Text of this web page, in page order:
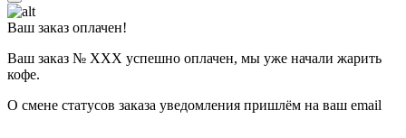
Ваш заказ оплачен!
Ваш заказ № ХХХ успешно оплачен, мы уже начали жарить
кофе.
О смене статусов заказа уведомления пришлём на ваш email